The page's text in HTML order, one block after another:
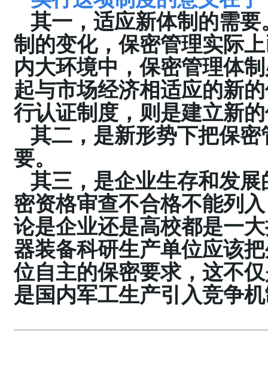
其一，适应新体制的需
制的变化，保密管理实际
内大环境中，保密管理体
起与市场经济相适应的新
行认证制度，则是建立新
其二，是新形势下把保
要。
其三，是企业生存和发
密资格审查不合格不能列
论是企业还是高校都是一
器装备科研生产单位应该
位自主的保密要求，这不
是国内军工生产引入竞争